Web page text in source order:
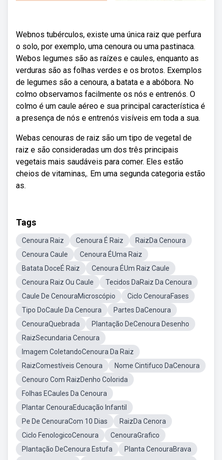
Webnos tubérculos, existe uma única raiz que perfura
o solo, por exemplo, uma cenoura ou uma pastinaca.
Webos legumes são as raízes e caules, enquanto as
verduras são as folhas verdes e os brotos. Exemplos
de legumes são a cenoura, a batata e a abóbora. No
colmo observamos facilmente os nós e entrenós. O
colmo é um caule aéreo e sua principal característica é
a presença de nós e entrenós visíveis em toda a sua.
Webas cenouras de raiz são um tipo de vegetal de
raiz e são consideradas um dos três principais
vegetais mais saudáveis para comer. Eles estão
cheios de vitaminas,. Em uma segunda categoria estão
as.
Tags
Cenoura Raiz Cenoura É Raiz
RaizDa Cenoura
Cenoura Caule
Cenoura ÉUma Raiz
Batata DoceÉ Raiz
Cenoura ÉUm Raiz Caule
Cenoura Raiz Ou Caule
Tecidos DaRaiz Da Cenoura
Caule De CenouraMicroscópio
Ciclo CenouraFases
Tipo DoCaule Da Cenoura
Partes DaCenoura
CenouraQuebrada
Plantação DeCenoura Desenho
RaizSecundaria Cenoura
Imagem ColetandoCenoura Da Raiz
RaizComestíveis Cenoura
Nome Cintifuco DaCenoura
Cenouro Com RaizDenho Colorida
Folhas ECaules Da Cenoura
Plantar CenouraEducação Infantil
Pe De CenouraCom 10 Dias
RaizDa Cenora
Ciclo FenologicoCenoura
CenouraGrafico
Plantação DeCenoura Estufa
Planta CenouraBrava